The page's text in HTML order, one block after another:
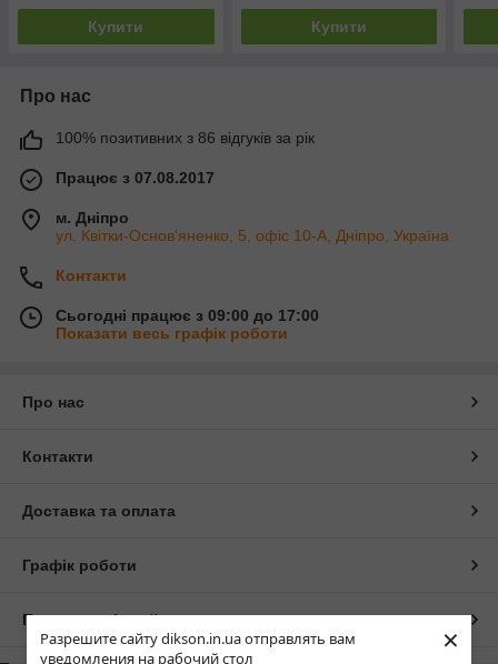
Разрешите сайту dikson.in.ua отправлять вам
уведомления на рабочий стол
×
Купити Купити
Про нас
100% позитивних з 86 відгуків за рік
Працює з 07.08.2017
м. Дніпро
ул. Квітки-Основ'яненко, 5, офіс 10-А, Дніпро, Україна
Контакти
Сьогодні працює з 09:00 до 17:00
Показати весь графік роботи
Про нас
Контакти
Доставка та оплата
Графік роботи
Повна версія сайту